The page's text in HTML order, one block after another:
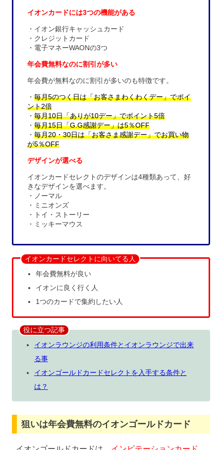
イオンカードには3つの機能がある
・イオン銀行キャッシュカード
・クレジットカード
・電子マネーWAONの3つ
年会費無料なのに割引が多い
年会費が無料なのに割引が多いのも特徴です。
・ 毎月5のつく日は「お客さまわくわくデー」でポイ
ント2倍
・ 毎月10日「ありが10デー」でポイント5倍
・ 毎月15日「G.G感謝デー」は5％OFF
・ 毎月20・30日は「お客さま感謝デー」でお買い物
が5％OFF
デザインが選べる
イオンカードセレクトのデザインは4種類あって、好
きなデザインを選べます。
・ノーマル
・ミニオンズ
・トイ・ストーリー
・ミッキーマウス
イオンカードセレクトに向いてる人
年会費無料が良い
イオンに良く行く人
1つのカードで集約したい人
役に立つ記事
イオンラウンジの利用条件とイオンラウンジで出来
る事
イオンゴールドカードセレクトを入手する条件と
は？
狙いは年会費無料のイオンゴールドカード